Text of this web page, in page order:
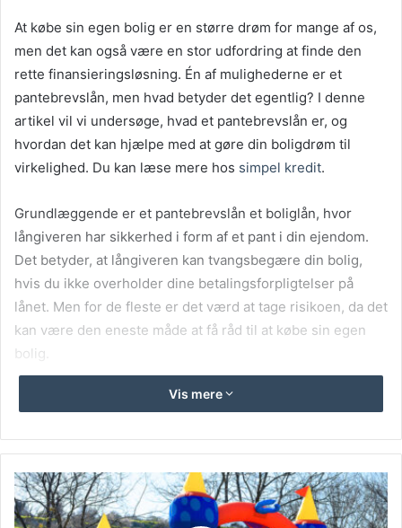
At købe sin egen bolig er en større drøm for mange af os,
men det kan også være en stor udfordring at finde den
rette finansieringsløsning. Én af mulighederne er et
pantebrevslån, men hvad betyder det egentlig? I denne
artikel vil vi undersøge, hvad et pantebrevslån er, og
hvordan det kan hjælpe med at gøre din boligdrøm til
virkelighed. Du kan læse mere hos simpel kredit.
Grundlæggende er et pantebrevslån et boliglån, hvor
långiveren har sikkerhed i form af et pant i din ejendom.
Det betyder, at långiveren kan tvangsbegære din bolig,
hvis du ikke overholder dine betalingsforpligtelser på
lånet. Men for de fleste er det værd at tage risikoen, da det
kan være den eneste måde at få råd til at købe sin egen
bolig.
Et pantebrevslån kan optages i forbindelse med køb af
former for boliglån i Danmark. Lånet kan udstedes med
både fast og variabel rente, og din rente vil typisk afhænge
af din økonomiske situation og pantets størrelse. Det er
vigtigt at undersøge forskellige lånetilbud og få
Vis mere